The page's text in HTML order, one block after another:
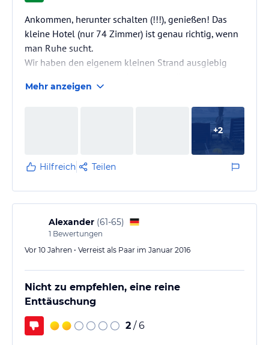
Ankommen, herunter schalten (!!!), genießen! Das
kleine Hotel (nur 74 Zimmer) ist genau richtig, wenn
man Ruhe sucht.
Wir haben den eigenem kleinen Strand ausgiebig
(unaufdringlichem) Servicepersonal verwöhnen
lassen (die Bahama Mamas ... köstlich) und Mittags
einen leichten Lunch im Strandrestaurant genommen.
Die Coconut Shrimp sind legendär! Ansonsten war
Die Restaurants am Abend sind alle gut. Das
Mehr anzeigen
+2
Hilfreich Teilen
Alexander (61-65)
1 Bewertungen
Vor 10 Jahren • Verreist als Paar im Januar 2016
Nicht zu empfehlen, eine reine
Enttäuschung
2 / 6